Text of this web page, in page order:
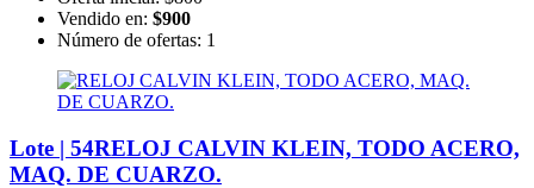
Vendido en: $900
Número de ofertas: 1
Lote | 54RELOJ CALVIN KLEIN, TODO ACERO,
MAQ. DE CUARZO.